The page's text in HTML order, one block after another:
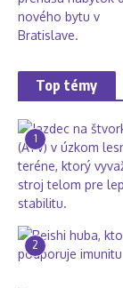
Top témy
1
2